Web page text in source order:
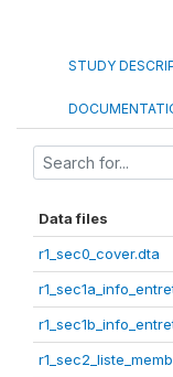
STUDY
Data files
r1_sec0_cover.dta